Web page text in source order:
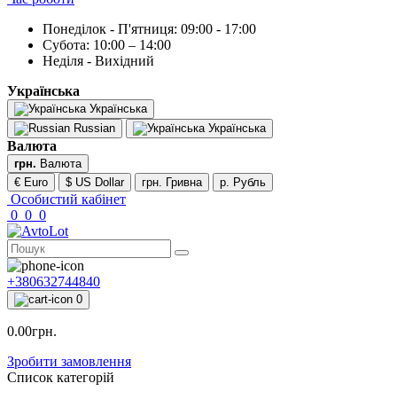
Понеділок - П'ятниця: 09:00 - 17:00
Субота: 10:00 – 14:00
Неділя - Вихідний
Українська
Українська
Russian
Українська
Валюта
грн. Валюта
€ Euro
$ US Dollar грн. Гривна р. Рубль
Особистий кабінет
0 0 0
+380632744840
0
0.00грн.
Зробити замовлення
Список категорій